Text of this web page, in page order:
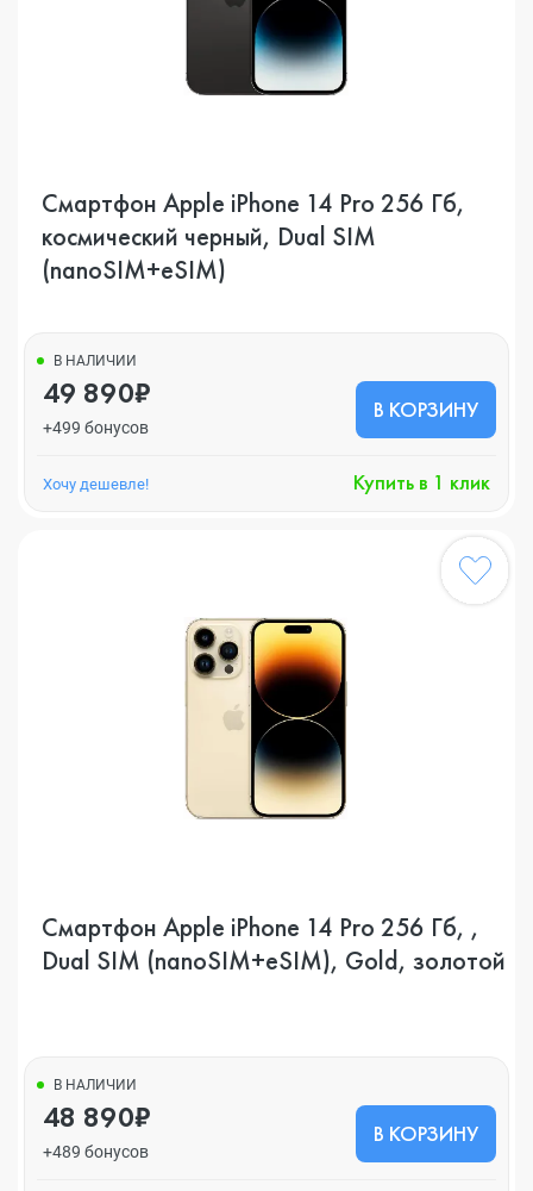
Смартфон Apple iPhone 14 Pro 256 Гб,
космический черный, Dual SIM
(nanoSIM+eSIM)
В НАЛИЧИИ
49 890₽
+499 бонусов
В КОРЗИНУ
Хочу дешевле! Купить в 1 клик
Смартфон Apple iPhone 14 Pro 256 Гб, ,
Dual SIM (nanoSIM+eSIM), Gold, золотой
В НАЛИЧИИ
48 890₽
+489 бонусов
В КОРЗИНУ